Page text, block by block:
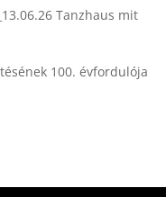
Tanzhaus mit
100. évfordulója